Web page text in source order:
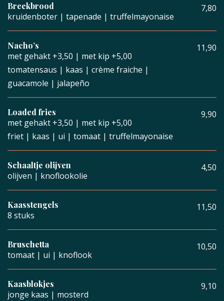
Breekbrood 7,80
kruidenboter | tapenade | truffelmayonaise
Nacho’s 11,90
met gehakt +3,50 | met kip +5,00
tomatensaus | kaas | crème fraiche |
guacamole | jalapeño
Loaded fries 9,90
met gehakt +3,50 | met kip +5,00
friet | kaas | ui | tomaat | truffelmayonaise
Schaaltje olijven 4,50
olijven | knoflookolie
Kaasstengels 11,50
8 stuks
Bruschetta 10,50
tomaat | ui | knoflook
Kaasblokjes 9,10
jonge kaas | mosterd